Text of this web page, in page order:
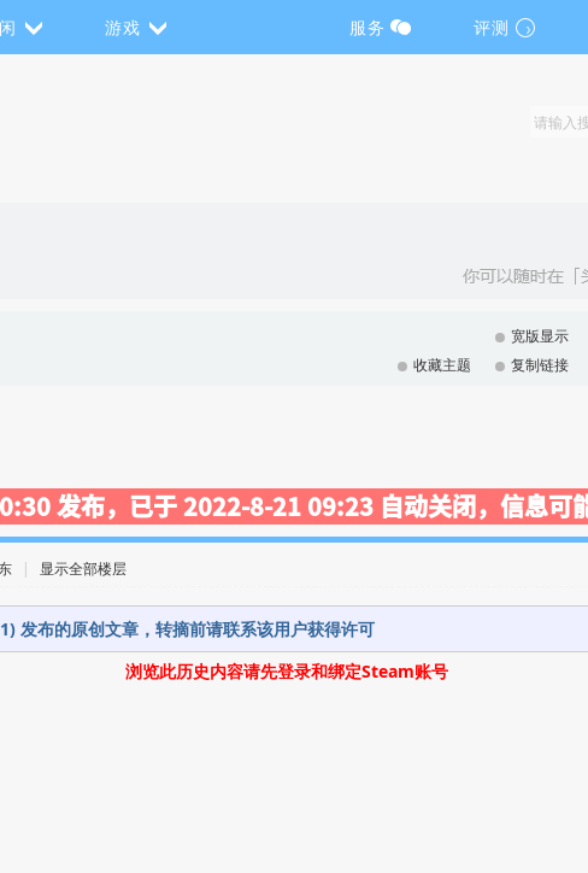
游戏 服务 评测
宽版显示
收藏主题
复制链接
发布，已于 2022-8-21 09:23 自动关闭，信息可
|
显示全部楼层
发布的原创文章，转摘前请联系该用户获得许可
浏览此历史内容请先登录和绑定Steam账号